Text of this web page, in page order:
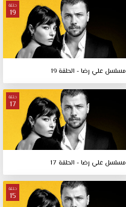
حلقة
19
مسلسل علي رضا - الحلقة 19
حلقة
17
مسلسل علي رضا - الحلقة 17
حلقة
15